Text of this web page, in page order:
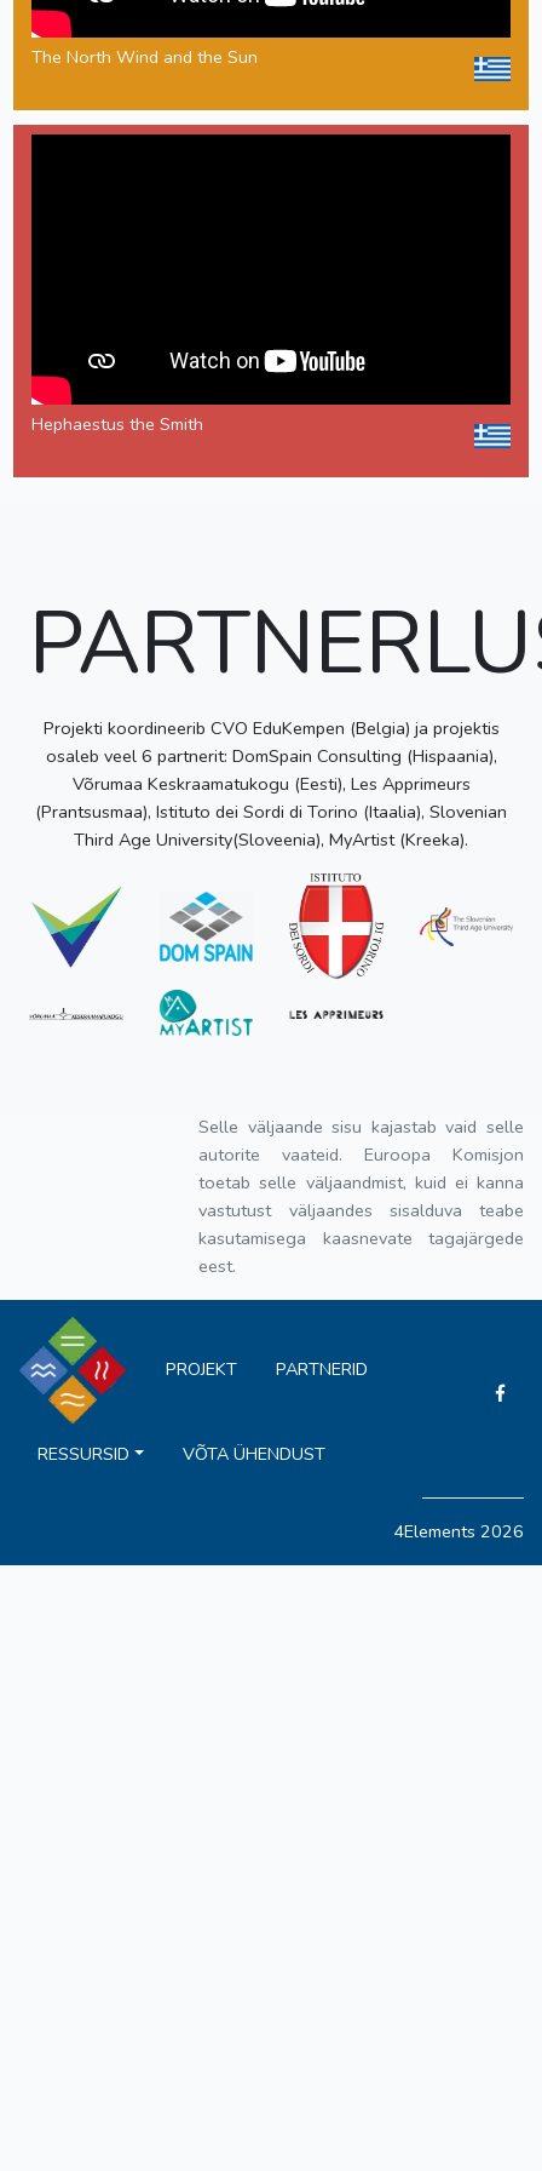
The North Wind and the Sun
Hephaestus the Smith
Projekti koordineerib CVO EduKempen (Belgia) ja projektis
osaleb veel 6 partnerit: DomSpain Consulting (Hispaania),
Võrumaa Keskraamatukogu (Eesti), Les Apprimeurs
(Prantsusmaa), Istituto dei Sordi di Torino (Itaalia), Slovenian
Third Age University(Sloveenia), MyArtist (Kreeka).
Selle väljaande sisu kajastab vaid selle
autorite vaateid. Euroopa Komisjon
toetab selle väljaandmist, kuid ei kanna
vastutust väljaandes sisalduva teabe
kasutamisega kaasnevate tagajärgede
eest.
PROJEKT PARTNERID
RESSURSID VÕTA ÜHENDUST
4Elements 2026